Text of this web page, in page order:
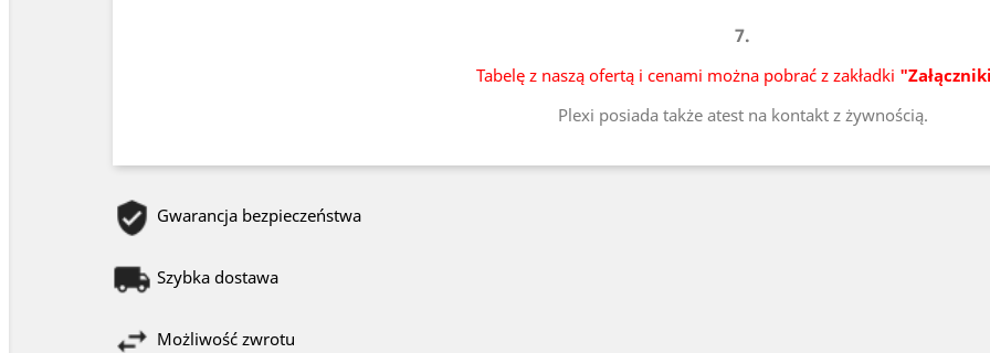
7.
Tabelę z naszą ofertą i cenami można pobrać z zakładki
Plexi posiada także atest na kontakt z żywnością.
Gwarancja bezpieczeństwa
Szybka dostawa
Możliwość zwrotu